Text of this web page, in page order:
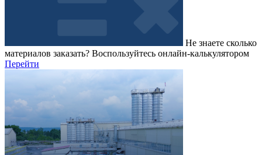
Не знаете сколько
материалов заказать? Воспользуйтесь онлайн-калькулятором
Перейти